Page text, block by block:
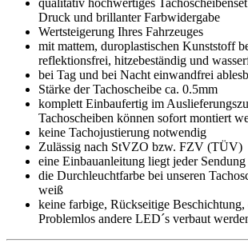
qualitativ hochwertiges
Druck und brillanter Farbwidergabe
Wertsteigerung Ihres Fahrzeuges
mit mattem, duroplastischen Kunststoff
reflektionsfrei, hitzebeständig und
bei Tag und bei Nacht einwandfrei
Stärke der Tachoscheibe ca. 0.5mm
komplett Einbaufertig im
Tachoscheiben können sofort montiert
keine Tachojustierung notwendig
Zulässig nach StVZO bzw. FZV (TÜV)
eine Einbauanleitung liegt jeder
die Durchleuchtfarbe bei unseren
weiß
keine farbige, Rückseitige Beschichtung,
Problemlos andere LED´s verbaut